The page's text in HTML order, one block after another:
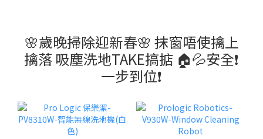
🌸歲晚掃除迎新春🌸 抹窗唔使擒上
擒落 吸塵洗地TAKE搞掂 🏠💦安全❗
一步到位❗